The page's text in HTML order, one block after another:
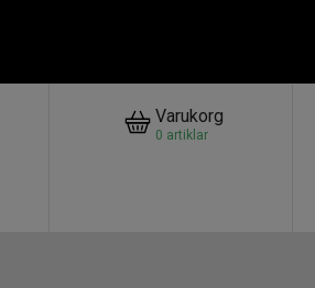
Varukorg
0 artiklar